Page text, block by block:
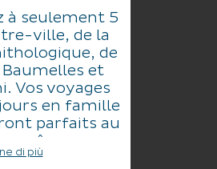
à seulement 5
ville, de la
de
et
Vos voyages
en famille
parfaits au
grâce aux
proposés par
di più